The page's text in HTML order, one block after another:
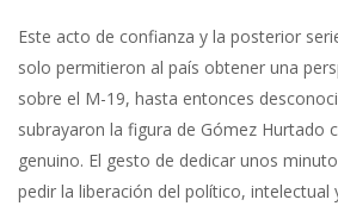
Este acto de confianza y la posterior
solo permitieron al país obtener una
sobre el M-19, hasta entonces
subrayaron la figura de Gómez Hurtado
genuino. El gesto de dedicar unos
pedir la liberación del político, intelectual